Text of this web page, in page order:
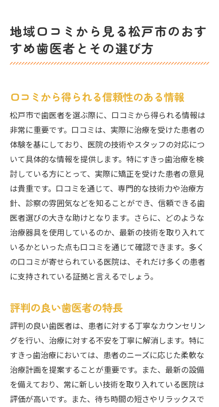
地域口コミから見る松戸市のおす
すめ歯医者とその選び方
口コミから得られる信頼性のある情報
松戸市で歯医者を選ぶ際に、口コミから得られる情報は
非常に重要です。口コミは、実際に治療を受けた患者の
体験を基にしており、医院の技術やスタッフの対応につ
いて具体的な情報を提供します。特にすきっ歯治療を検
討している方にとって、実際に矯正を受けた患者の意見
は貴重です。口コミを通じて、専門的な技術力や治療方
針、診察の雰囲気などを知ることができ、信頼できる歯
医者選びの大きな助けとなります。さらに、どのような
治療器具を使用しているのか、最新の技術を取り入れて
いるかといった点も口コミを通じて確認できます。多く
の口コミが寄せられている医院は、それだけ多くの患者
に支持されている証拠と言えるでしょう。
評判の良い歯医者の特長
評判の良い歯医者は、患者に対する丁寧なカウンセリン
グを行い、治療に対する不安を丁寧に解消します。特に
すきっ歯治療においては、患者のニーズに応じた柔軟な
治療計画を提案することが重要です。また、最新の設備
を備えており、常に新しい技術を取り入れている医院は
評価が高いです。また、待ち時間の短さやリラックスで